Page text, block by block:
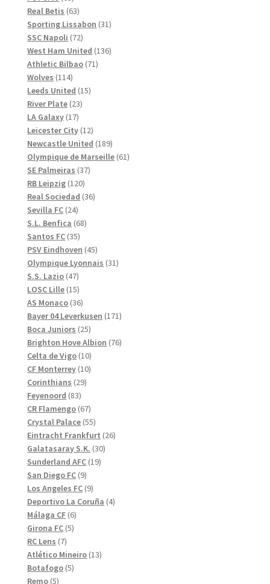
produkter
Real Betis 6363
produkter
Sporting Lissabon 3131
SSC Napoli 7272
produkter
West Ham United 136136
Athletic Bilbao 7171
Wolves 114114
produkter
Leeds United 1515
River Plate 2323
LA Galaxy 1717
produkter
Leicester City 1212
produkter
Newcastle United 189189
produkter
Olympique de Marseille 6161
SE Palmeiras 3737
RB Leipzig 120120
produkter
Real Sociedad 3636
Sevilla FC 2424
produkter
S.L. Benfica 6868
Santos FC 3535
produkter
PSV Eindhoven 4545
produkter
Olympique Lyonnais 3131
S.S. Lazio 4747
produkter
LOSC Lille 1515
produkter
AS Monaco 3636
produkter
Bayer 04 Leverkusen 171171
Boca Juniors 2525
produkter
Brighton Hove Albion 7676
Celta de Vigo 1010
produkter
CF Monterrey 1010
Corinthians 2929
Feyenoord 8383
produkter
CR Flamengo 6767
produkter
Crystal Palace 5555
produkter
Eintracht Frankfurt 2626
Galatasaray S.K. 3030
Sunderland AFC 1919
San Diego FC 99
produkter
Los Angeles FC 99
produkter
Deportivo La Coruña 44
Málaga CF 66
Girona FC 55
RC Lens 77
produkter
Atlético Mineiro 1313
Botafogo 55
Remo 55